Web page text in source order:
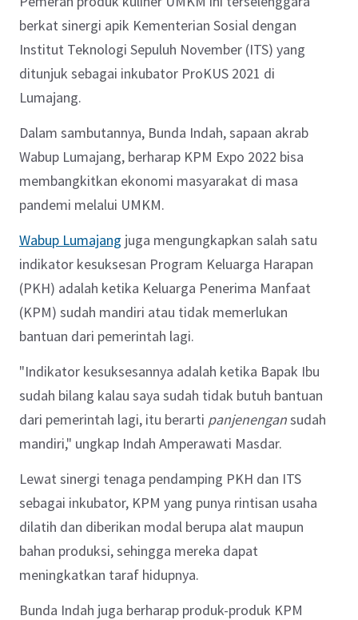
berkat sinergi apik Kementerian Sosial dengan
Institut Teknologi Sepuluh November (ITS) yang
ditunjuk sebagai inkubator ProKUS 2021 di
Lumajang.
Dalam sambutannya, Bunda Indah, sapaan akrab
Wabup Lumajang, berharap KPM Expo 2022 bisa
membangkitkan ekonomi masyarakat di masa
pandemi melalui UMKM.
Wabup Lumajang juga mengungkapkan salah satu
indikator kesuksesan Program Keluarga Harapan
(PKH) adalah ketika Keluarga Penerima Manfaat
(KPM) sudah mandiri atau tidak memerlukan
bantuan dari pemerintah lagi.
"Indikator kesuksesannya adalah ketika Bapak Ibu
sudah bilang kalau saya sudah tidak butuh bantuan
dari pemerintah lagi, itu berarti panjenengansudah
mandiri," ungkap Indah Amperawati Masdar.
Lewat sinergi tenaga pendamping PKH dan ITS
sebagai inkubator, KPM yang punya rintisan usaha
dilatih dan diberikan modal berupa alat maupun
bahan produksi, sehingga mereka dapat
meningkatkan taraf hidupnya.
Bunda Indah juga berharap produk-produk KPM